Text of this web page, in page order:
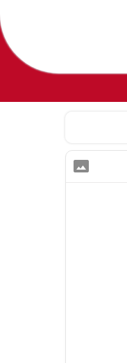
photo_size_select_actual